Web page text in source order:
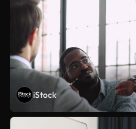
iStock